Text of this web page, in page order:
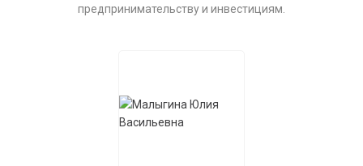
предпринимательству и инвестициям.